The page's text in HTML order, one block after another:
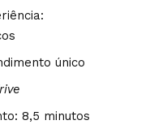
único
8,5 minutos